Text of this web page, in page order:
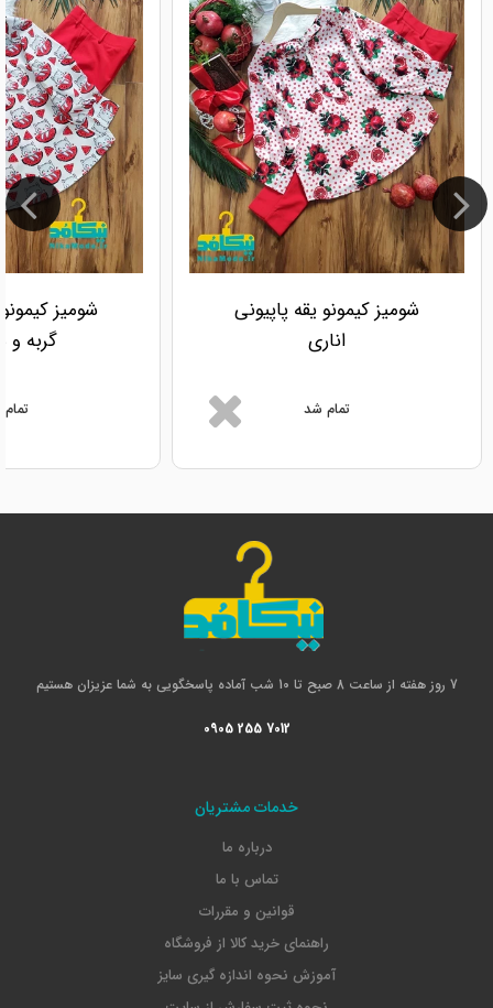
شومیز کیمونو یقه پاپیونی
اناری
تمام شد
شومیز
گربه و
7 روز هفته از ساعت 8 صبح تا 10 شب آماده پاسخگویی به شما عزیزان هستیم
0905 255 7012
خدمات مشتریان
درباره ما
تماس با ما
قوانین و مقررات
راهنمای خرید کالا از فروشگاه
آموزش نحوه اندازه گیری سایز